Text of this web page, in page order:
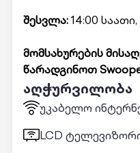
შესვლა:14:00
მომსახურების
წარადგინოთ
აღჭურვილობა
უკაბელო
LCD